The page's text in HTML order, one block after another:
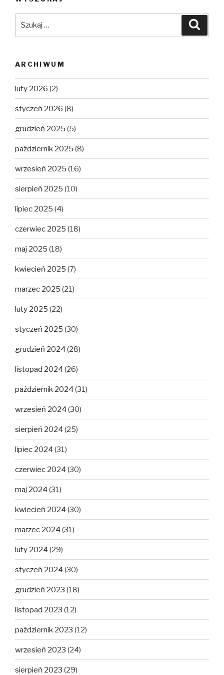
ARCHIWUM
luty 2026 (2)
styczeń 2026 (8)
grudzień 2025 (5)
październik 2025 (8)
wrzesień 2025 (16)
sierpień 2025 (10)
lipiec 2025 (4)
czerwiec 2025 (18)
maj 2025 (18)
kwiecień 2025 (7)
marzec 2025 (21)
luty 2025 (22)
styczeń 2025 (30)
grudzień 2024 (28)
listopad 2024 (26)
październik 2024 (31)
wrzesień 2024 (30)
sierpień 2024 (25)
lipiec 2024 (31)
czerwiec 2024 (30)
maj 2024 (31)
kwiecień 2024 (30)
marzec 2024 (31)
luty 2024 (29)
styczeń 2024 (30)
grudzień 2023 (18)
listopad 2023 (12)
październik 2023 (12)
wrzesień 2023 (24)
sierpień 2023 (29)